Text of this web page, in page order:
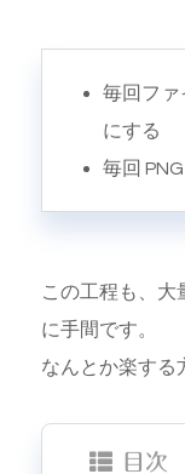
毎回ファ
にする
毎回
この工程も、大
に手間です。
なんとか楽する
目次